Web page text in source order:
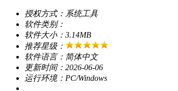
授权方式：系统工具
软件类别：
软件大小：3.14MB
推荐星级：
软件语言：简体中文
更新时间：2026-06-06
运行环境：PC/Windows